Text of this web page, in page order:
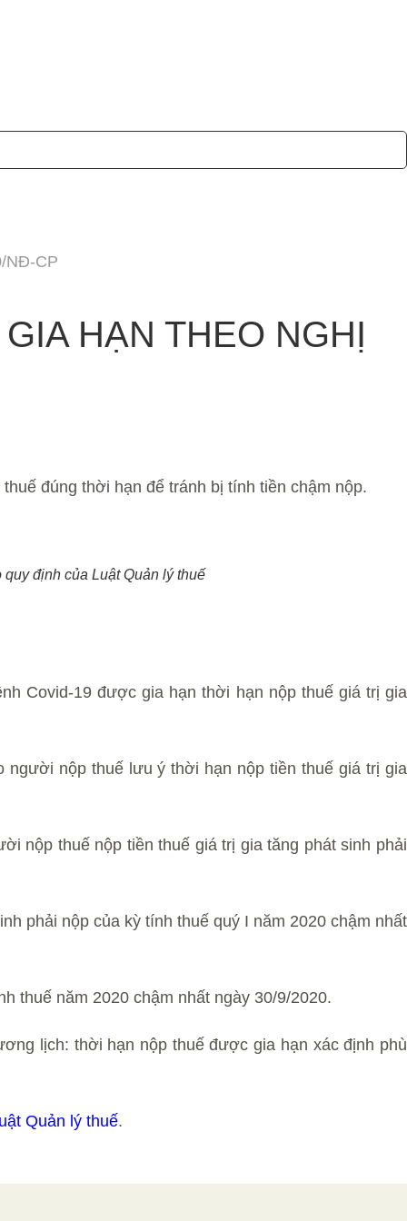
NĐ-CP
HẠN THEO NGHỊ
đúng thời hạn để tránh bị tính tiền chậm nộp.
định của Luật Quản lý thuế
Covid-19 được gia hạn thời hạn nộp thuế giá trị gia
nộp thuế lưu ý thời hạn nộp tiền thuế giá trị gia
nộp thuế nộp tiền thuế giá trị gia tăng phát sinh phải
phải nộp của kỳ tính thuế quý I năm 2020 chậm nhất
thuế năm 2020 chậm nhất ngày 30/9/2020.
lịch: thời hạn nộp thuế được gia hạn xác định phù
Quản lý thuế.